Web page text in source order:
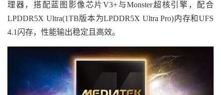
理器，搭配蓝图影像芯片V3+与Monster超核引擎，配合
LPDDR5X Ultra(1TB版本为LPDDR5X Ultra Pro)内存和UFS
4.1闪存，性能输出稳定且高效。